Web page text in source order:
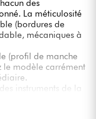
des
La méticulosité
(bordures de
mécaniques à
(profil de manche
le modèle carrément
instruments de la